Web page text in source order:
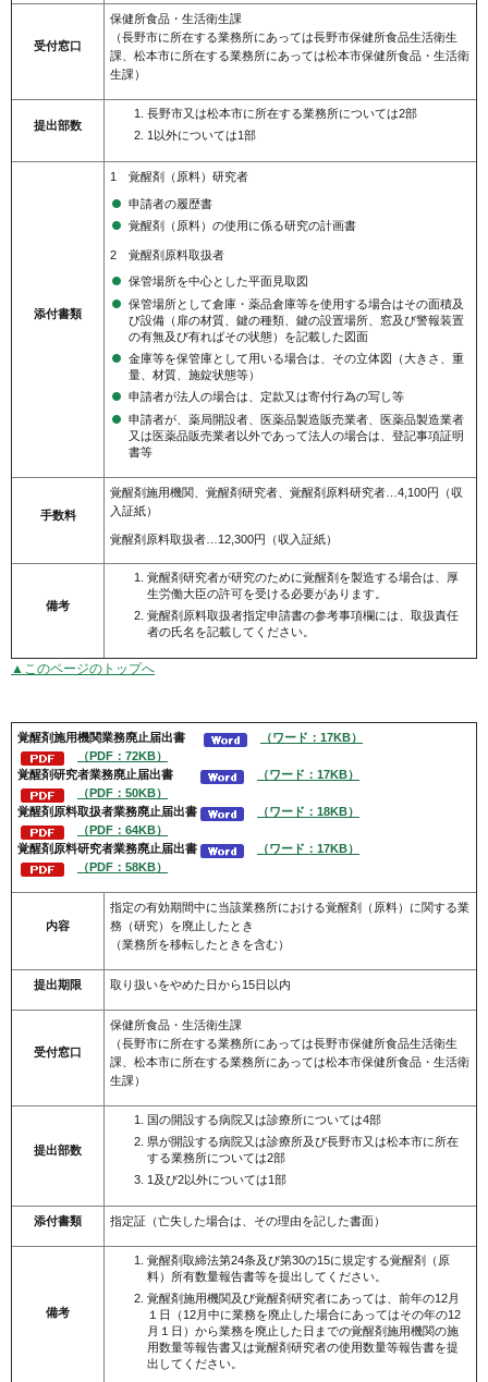
受付窓口
保健所食品・生活衛生課
（長野市に所在する業務所にあっては長野市保健所食品生活衛生
課、松本市に所在する業務所にあっては松本市保健所食品・生活衛
生課）
提出部数
長野市又は松本市に所在する業務所については2部
1以外については1部
添付書類
1 覚醒剤（原料）研究者
申請者の履歴書
覚醒剤（原料）の使用に係る研究の計画書
2 覚醒剤原料取扱者
保管場所を中心とした平面見取図
保管場所として倉庫・薬品倉庫等を使用する場合はその面積及
び設備（扉の材質、鍵の種類、鍵の設置場所、窓及び警報装置
の有無及び有ればその状態）を記載した図面
金庫等を保管庫として用いる場合は、その立体図（大きさ、重
量、材質、施錠状態等）
申請者が法人の場合は、定款又は寄付行為の写し等
申請者が、薬局開設者、医薬品製造販売業者、医薬品製造業者
又は医薬品販売業者以外であって法人の場合は、登記事項証明
書等
手数料
覚醒剤施用機関、覚醒剤研究者、覚醒剤原料研究者…4,100円（収
入証紙）
覚醒剤原料取扱者…12,300円（収入証紙）
備考
覚醒剤研究者が研究のために覚醒剤を製造する場合は、厚
生労働大臣の許可を受ける必要があります。
覚醒剤原料取扱者指定申請書の参考事項欄には、取扱責任
者の氏名を記載してください。
▲このページのトップへ
覚醒剤施用機関業務廃止届出書
（ワード：17KB）
（PDF：72KB）
覚醒剤研究者業務廃止届出書
（ワード：17KB）
（PDF：50KB）
覚醒剤 原料取扱者業務廃止届出書
（ワード：18KB）
（PDF：64KB）
覚醒剤 原料研究者業務廃止届出書
（ワード：17KB）
（PDF：58KB）
内容
指定の有効期間中に当該業務所における覚醒剤（原料）に関する業
務（研究）を廃止したとき
（業務所を移転したときを含む）
提出期限 取り扱いをやめた日から15日以内
受付窓口
保健所食品・生活衛生課
（長野市に所在する業務所にあっては長野市保健所食品生活衛生
課、松本市に所在する業務所にあっては松本市保健所食品・生活衛
生課）
提出部数
国の開設する病院又は診療所については4部
県が開設する病院又は診療所及び長野市又は松本市に所在
する業務所については2部
1及び2以外については1部
添付書類 指定証（亡失した場合は、その理由を記した書面）
備考
覚醒剤取締法第24条及び第30の15に規定する覚醒剤（原
料）所有数量報告書等を提出してください。
覚醒剤施用機関及び覚醒剤研究者にあっては、前年の12月
１日（12月中に業務を廃止した場合にあってはその年の12
月１日）から業務を廃止した日までの覚醒剤施用機関の施
用数量等報告書又は覚醒剤研究者の使用数量等報告書を提
出してください。